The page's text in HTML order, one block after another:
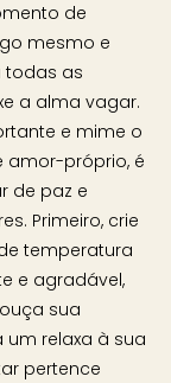
de
mesmo e
todas as
a alma vagar.
e mime o
amor-próprio, é
de paz e
Primeiro, crie
temperatura
e agradável,
sua
relaxa à sua
pertence